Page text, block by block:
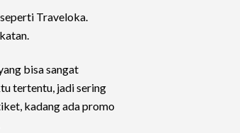
Traveloka.
bisa sangat
tertentu, jadi sering
kadang ada promo